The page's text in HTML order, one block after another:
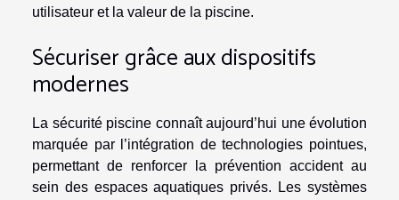
utilisateur et la valeur de la piscine.
Sécuriser grâce aux dispositifs
modernes
La sécurité piscine connaît aujourd’hui une évolution
marquée par l’intégration de technologies pointues,
permettant de renforcer la prévention accident au
sein des espaces aquatiques privés. Les systèmes